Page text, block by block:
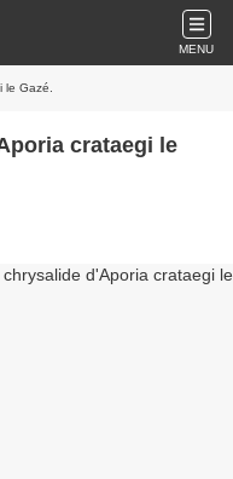
MENU
Gazé.
crataegi le